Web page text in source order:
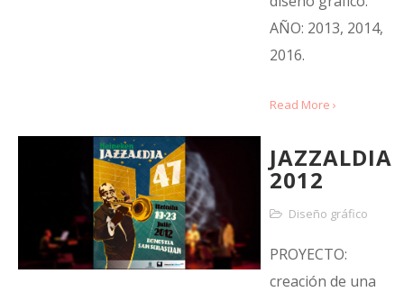
AÑO: 2013, 2014,
2016.
Read More ›
JAZZALDIA
2012
Diseño gráfico
PROYECTO:
creación de una